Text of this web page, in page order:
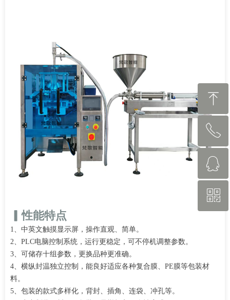
▎性能特点
1、中英文触摸显示屏，操作直观、简单。
2、PLC电脑控制系统，运行更稳定，可不停机调整参数。
3、可储存十组参数，更换品种更准确。
4、横纵封温独立控制，能良好适应各种复合膜、PE膜等包装材
料。
5、包装的款式多样化，背封、插角、连袋、冲孔等。
ꁸ
回到顶部
ꂅ
ꁗ
262407978
ꀥ